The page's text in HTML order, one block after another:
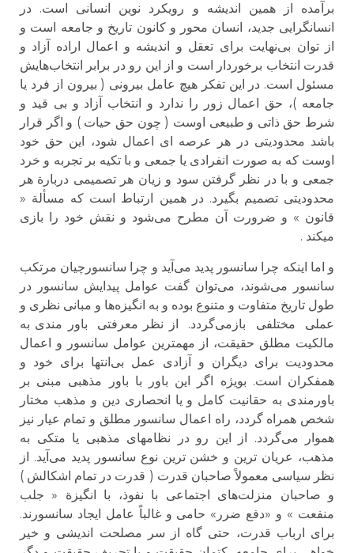
برآمده از همین اندیشه و رویکرد نوین انسانی است. در
انسانگرایی جدید، انسان محور و کانون تاریخ و جامعه است و
از توان بی‌نهایت برای تعقل و اندیشه و اعمال اراده آزاد و
قدرت انتخاب برخوردار است و از این رو در برابر انتخاب‌هایش
مسئول است. در این تفکر هیچ عامل بیرونی ( بیرون از فرد یا
جامعه )، حق اعمال زور را ندارد و انتخاب آزاد و بی قید و
شرط حق ذاتی و طبیعی اوست ( چون حق حیات ) و اگر قرار
باشد محدودیتی در هر عرصه ای اعمال شود، این حق خود
اوست که به صورت انفرادی یا جمعی و با تکیه بر تجربه و خرد
جمعی و با در نظر گرفتن سود و زیان هر تصمیمی دربارة هر
محدودیتی تصمیم بگیرد. در همین ارتباط است که مسألة «
قانون » و ضرورت آن مطرح می‌شود و نقش خود را بازی
میکند .
و اما اینکه چرا سانسور پدید می‌آید و چرا سانسورچیان مرتکب
سانسور می‌شوند، می‌توان گفت عوامل پیدایش سانسور در
طول تاریخ متفاوت و متنوع بوده و به انگیزه‌ها و مبانی نظری و
عملی مختلفی بازمی‌گردد. از نظر معرفتی باور مندی به
مالکیت مطلق حقیقت، از مهمترین عوامل سانسور و اعمال
محدودیت برای دیگران و آزادی عمل بی‌انتها برای خود و
همفکران است. بویژه اگر این باور با باور مذهبی مبنی بر
باورمندی به حقانیت کامل و یا انحصاری دین و مذهب مختار
شخص همراه گردد، راه اعمال سانسور مطلق و تمام عیار نیز
هموار می‌گردد. از این رو در نظامهای مذهبی یا متکی به
مذهب، عریان ترین و خشن ترین نوع سانسور پدید می‌آید. از
نظر سیاسی معمولاً صاحبان قدرت ( قدرت در تمام اشکالش )
و صاحبان منزلت‌های اجتماعی با نفوذ، با انگیزة « جلب
منفعت » و «دفع ضرر» حامی و غالباً عامل ایجاد سانسورند.
برای ارباب قدرت، حتی گاه از سر مصلحت اندیشی و خیر